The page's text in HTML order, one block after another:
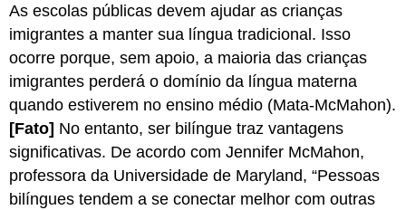
4.4
Saber
quando
citar
Decidindo
se
você
deve
citar
4.5
Escolhendo
As escolas públicas devem ajudar as crianças
imigrantes a manter sua língua tradicional. Isso
ocorre porque, sem apoio, a maioria das crianças
imigrantes perderá o domínio da língua materna
quando estiverem no ensino médio (Mata-McMahon).
[Fato] No entanto, ser bilíngue traz vantagens
significativas. De acordo com Jennifer McMahon,
professora da Universidade de Maryland, “Pessoas
bilíngues tendem a se conectar melhor com outras